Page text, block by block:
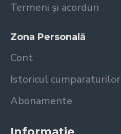
Termeni și acorduri
Zona Personală
Cont
Istoricul cumparaturilor
Abonamente